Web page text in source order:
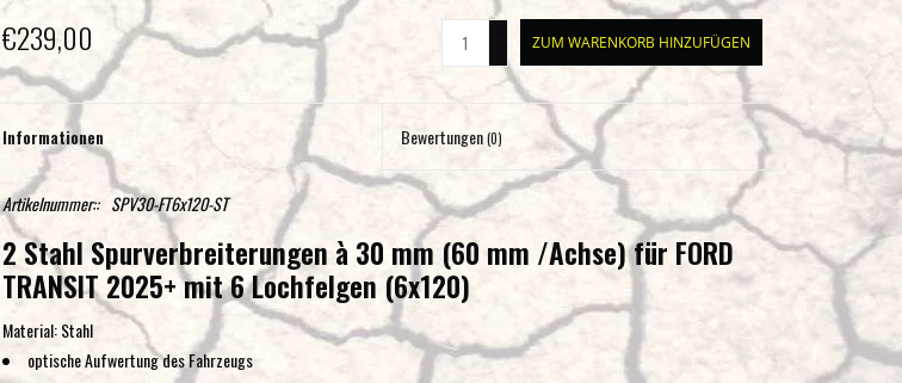
die
Eingabetaste,
Suchergebnis
gelangen.
Benutzer
€239,00 ZUM WARENKORB HINZUFÜGEN
Informationen Bewertungen(0)
Artikelnummer:: SPV30-FT6x120-ST
2 Stahl Spurverbreiterungen à 30 mm (60 mm /Achse) für FORD
TRANSIT 2025+ mit 6 Lochfelgen (6x120)
Material: Stahl
optische Aufwertung des Fahrzeugs